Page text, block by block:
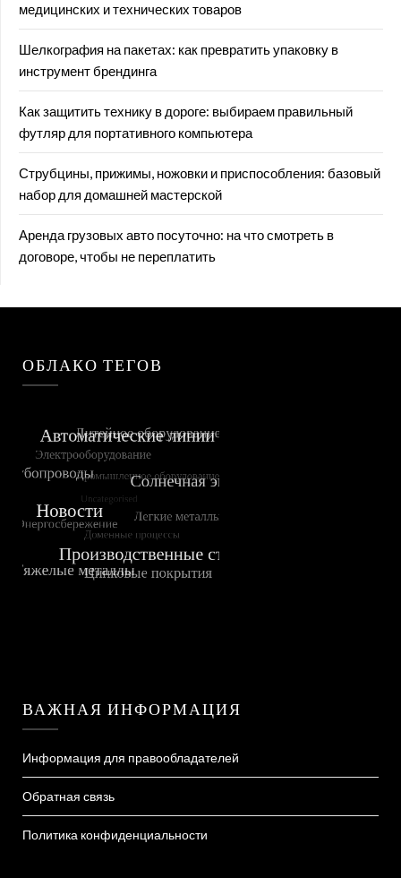
медицинских и технических товаров
Шелкография на пакетах: как превратить упаковку в
инструмент брендинга
Как защитить технику в дороге: выбираем правильный
футляр для портативного компьютера
Струбцины, прижимы, ножовки и приспособления: базовый
набор для домашней мастерской
Аренда грузовых авто посуточно: на что смотреть в
договоре, чтобы не переплатить
ОБЛАКО ТЕГОВ
ВАЖНАЯ ИНФОРМАЦИЯ
Информация для правообладателей
Обратная связь
Политика конфиденциальности